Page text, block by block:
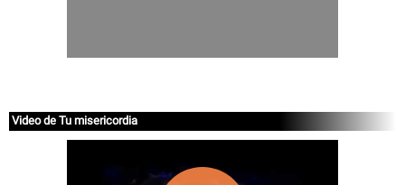
Video de Tu misericordia